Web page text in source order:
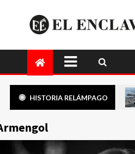
HISTORIA RELÁMPAGO